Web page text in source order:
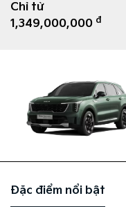
Chỉ từ
1,349,000,000 đ
Đặc điểm nổi bật